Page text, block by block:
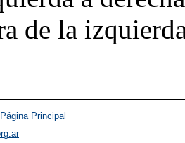
de la
Página Principal